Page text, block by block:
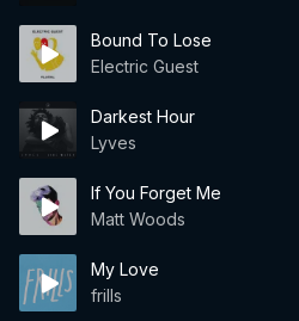
Bound To Lose
Electric Guest
Darkest Hour
Lyves
If You Forget Me
Matt Woods
My Love
frills